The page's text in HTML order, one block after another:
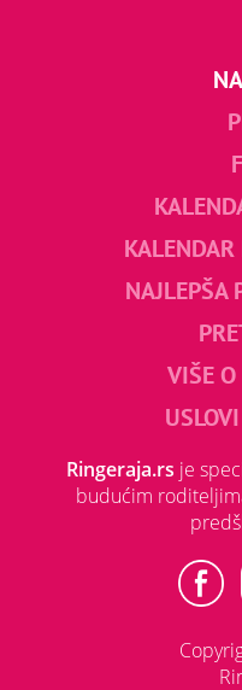
KALENDAR
NAJLEPŠA
VIŠE
Ringeraja.rs je
budućim